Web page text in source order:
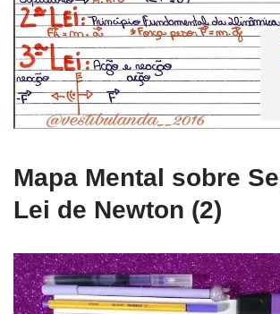
Mapa Mental sobre
Lei de Newton (2)